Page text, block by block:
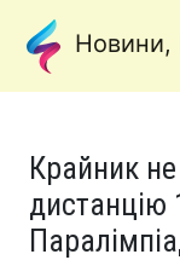
Новини,
Крайник
дистанцію